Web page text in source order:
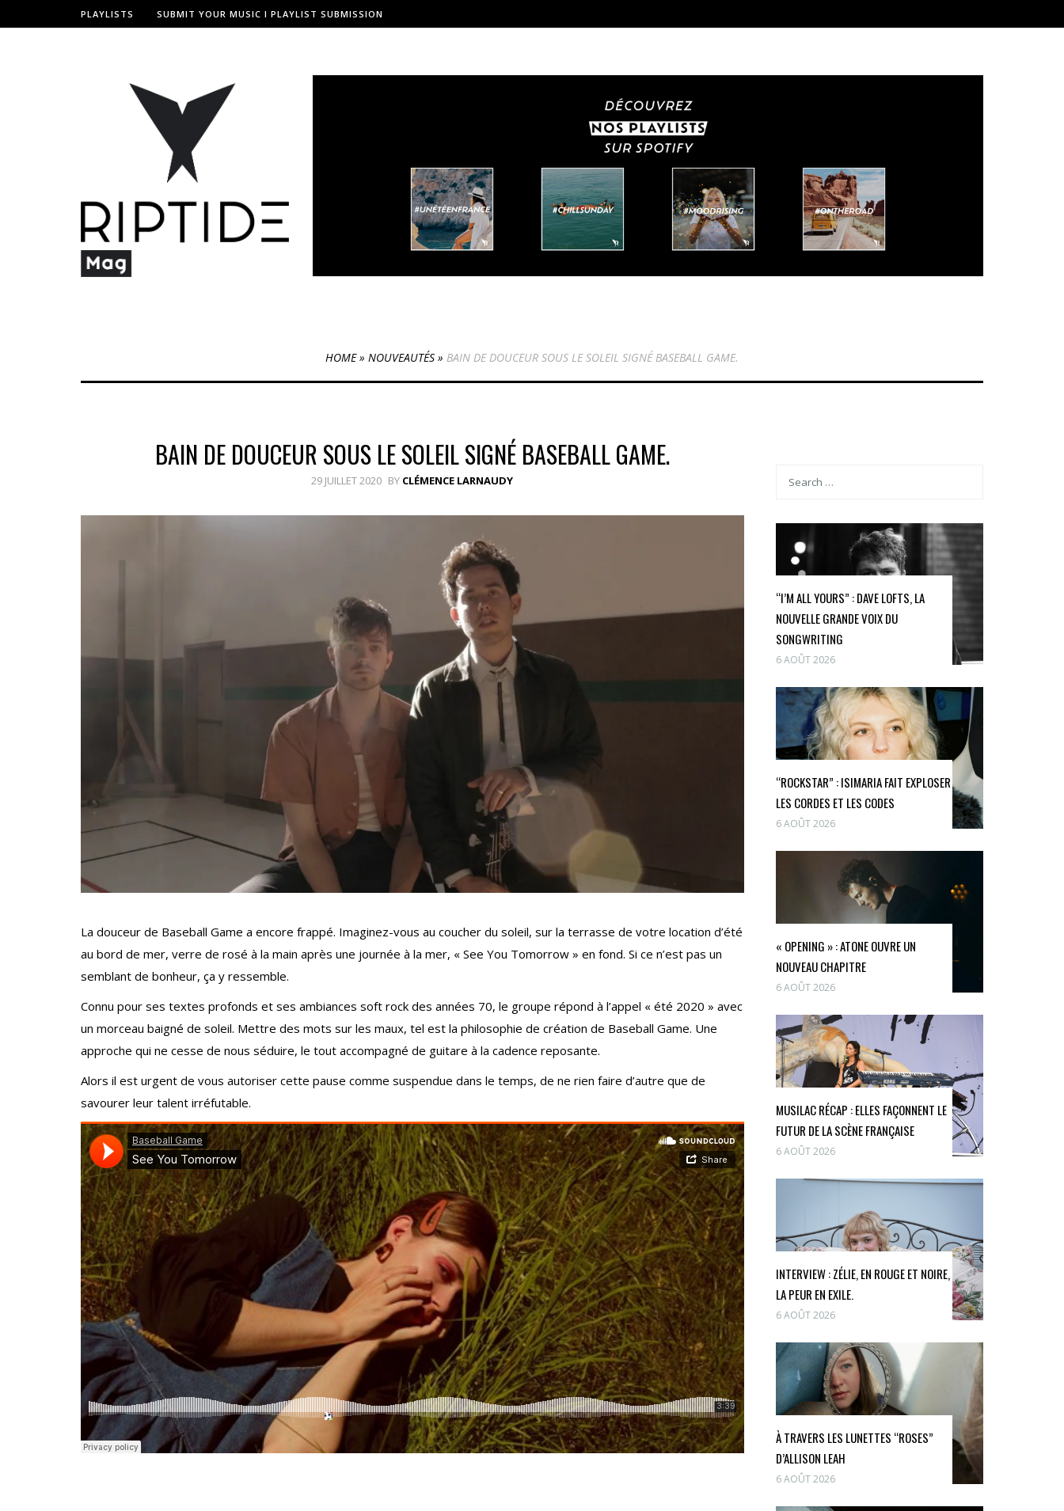
PLAYLISTS SUBMIT YOUR MUSIC I PLAYLIST SUBMISSION
HOME» NOUVEAUTÉS » BAIN DE DOUCEUR SOUS LE SOLEIL SIGNÉ BASEBALL GAME.
BAIN DE DOUCEUR SOUS LE SOLEIL SIGNÉ BASEBALL GAME.
29 JUILLET 2020 BY CLÉMENCE LARNAUDY
La douceur de Baseball Game a encore frappé. Imaginez-vous au coucher du soleil, sur la terrasse de votre location d’été
au bord de mer, verre de rosé à la main après une journée à la mer, « See You Tomorrow » en fond. Si ce n’est pas un
semblant de bonheur, ça y ressemble.
Connu pour ses textes profonds et ses ambiances soft rock des années 70, le groupe répond à l’appel « été 2020 » avec
un morceau baigné de soleil. Mettre des mots sur les maux, tel est la philosophie de création de Baseball Game. Une
approche qui ne cesse de nous séduire, le tout accompagné de guitare à la cadence reposante.
Alors il est urgent de vous autoriser cette pause comme suspendue dans le temps, de ne rien faire d’autre que de
savourer leur talent irréfutable.
“I’M ALL YOURS” : DAVE LOFTS, LA
NOUVELLE GRANDE VOIX DU
SONGWRITING
6 AOÛT 2026
“ROCKSTAR” : ISIMARIA FAIT EXPLOSER
LES CORDES ET LES CODES
6 AOÛT 2026
« OPENING » : ATONE OUVRE UN
NOUVEAU CHAPITRE
6 AOÛT 2026
MUSILAC RÉCAP : ELLES FAÇONNENT LE
FUTUR DE LA SCÈNE FRANÇAISE
6 AOÛT 2026
INTERVIEW : ZÉLIE, EN ROUGE ET NOIRE,
LA PEUR EN EXILE.
6 AOÛT 2026
À TRAVERS LES LUNETTES “ROSES”
D’ALLISON LEAH
6 AOÛT 2026